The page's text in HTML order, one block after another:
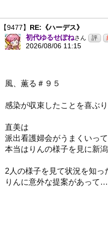
【9477】 RE:《ハーデス》
初代ゆるせぽねさん
2026/08/06 11:15
風、薫る＃９５
感染が収束したことを喜ぶ
直美は
派出看護婦会がうまくいっ
本当はりんの様子を見に新
2人の様子を見て状況を知っ
りんに意外な提案があって…